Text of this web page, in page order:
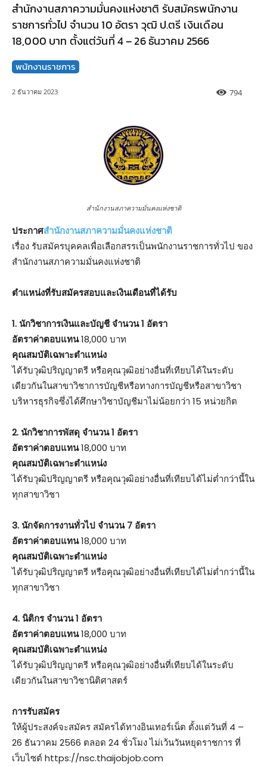
สำนักงานสภาความมั่นคงแห่งชาติ รับสมัครพนักงาน
ราชการทั่วไป จำนวน 10 อัตรา วุฒิ ป.ตรี เงินเดือน
18,000 บาท ตั้งแต่วันที่ 4 – 26 ธันวาคม 2566
พนักงานราชการ
2 ธันวาคม 2023 794
สำนักงานสภาความมั่นคงแห่งชาติ
ประกาศสำนักงานสภาความมั่นคงแห่งชาติ
เรื่อง รับสมัครบุคคลเพื่อเลือกสรรเป็นพนักงานราชการทั่วไป ของ
สำนักงานสภาความมั่นคงแห่งชาติ
ตําแหน่งที่รับสมัครสอบและเงินเดือนที่ได้รับ
1. นักวิชาการเงินและบัญชี จำนวน 1 อัตรา
อัตราค่าตอบแทน18,000 บาท
คุณสมบัติเฉพาะตำแหน่ง
ได้รับวุฒิปริญญาตรี หรือคุณวุฒิอย่างอื่นที่เทียบได้ในระดับ
เดียวกันในสาขาวิชาการบัญชีหรือทางการบัญชีหรือสาขาวิชา
บริหารธุรกิจซึ่งได้ศึกษาวิชาบัญชีมาไม่น้อยกว่า 15 หน่วยกิต
2. นักวิชาการพัสดุ จำนวน 1 อัตรา
อัตราค่าตอบแทน18,000 บาท
คุณสมบัติเฉพาะตำแหน่ง
ได้รับวุฒิปริญญาตรี หรือคุณวุฒิอย่างอื่นที่เทียบได้ไม่ต่ำกว่านี้ใน
ทุกสาขาวิชา
3. นักจัดการงานทั่วไป จำนวน 7 อัตรา
อัตราค่าตอบแทน18,000 บาท
คุณสมบัติเฉพาะตำแหน่ง
ได้รับวุฒิปริญญาตรี หรือคุณวุฒิอย่างอื่นที่เทียบได้ไม่ต่ำกว่านี้ใน
ทุกสาขาวิชา
4. นิติกร จำนวน 1 อัตรา
อัตราค่าตอบแทน18,000 บาท
คุณสมบัติเฉพาะตำแหน่ง
ได้รับวุฒิปริญญาตรี หรือคุณวุฒิอย่างอื่นที่เทียบได้ในระดับ
เดียวกันในสาขาวิชานิติศาสตร์
การรับสมัคร
ให้ผู้ประสงค์จะสมัคร สมัครได้ทางอินเทอร์เน็ต ตั้งแต่วันที่ 4 –
26 ธันวาคม 2566 ตลอด 24 ชั่วโมง ไม่เว้นวันหยุดราชการ ที่
เว็บไซต์ https://nsc.thaijobjob.com